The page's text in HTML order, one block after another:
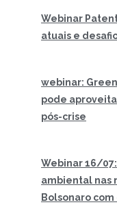
Webinar
atuais e
webinar:
pode
pós-crise
Webinar 16/
ambiental nas
Bolsonaro